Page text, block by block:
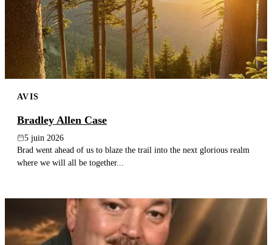
AVIS
Bradley Allen Case
5 juin 2026
Brad went ahead of us to blaze the trail into the next glorious realm
where we will all be together...